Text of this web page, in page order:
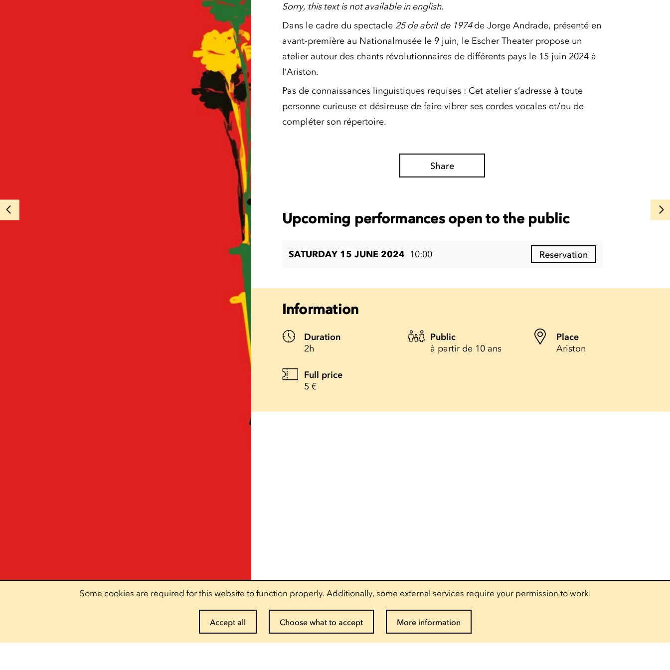
Sorry, this text is not available in english.
Dans le cadre du spectacle 25 de abril de 1974de Jorge Andrade, présenté en
avant-première au Nationalmusée le 9 juin, le Escher Theater propose un
atelier autour des chants révolutionnaires de différents pays le 15 juin 2024 à
l’Ariston.
Pas de connaissances linguistiques requises : Cet atelier s’adresse à toute
personne curieuse et désireuse de faire vibrer ses cordes vocales et/ou de
compléter son répertoire.
Share
Upcoming performances open to the public
SATURDAY 15 JUNE 2024 10:00 Reservation
Information
Duration
2h
Public
à partir de 10 ans
Place
Ariston
Full price
5 €
Some cookies are required for this website to function properly. Additionally, some external services require your permission to work.
Accept all Choose what to accept More information